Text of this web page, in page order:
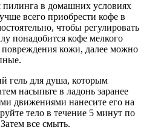
в домашних условиях
всего приобрести кофе в
чтобы регулировать
понадобится кофе мелкого
кожи, далее можно
гель для душа, которым
насыпьте в ладонь заранее
движениями нанесите его на
тело в течение 5 минут по
все смыть.